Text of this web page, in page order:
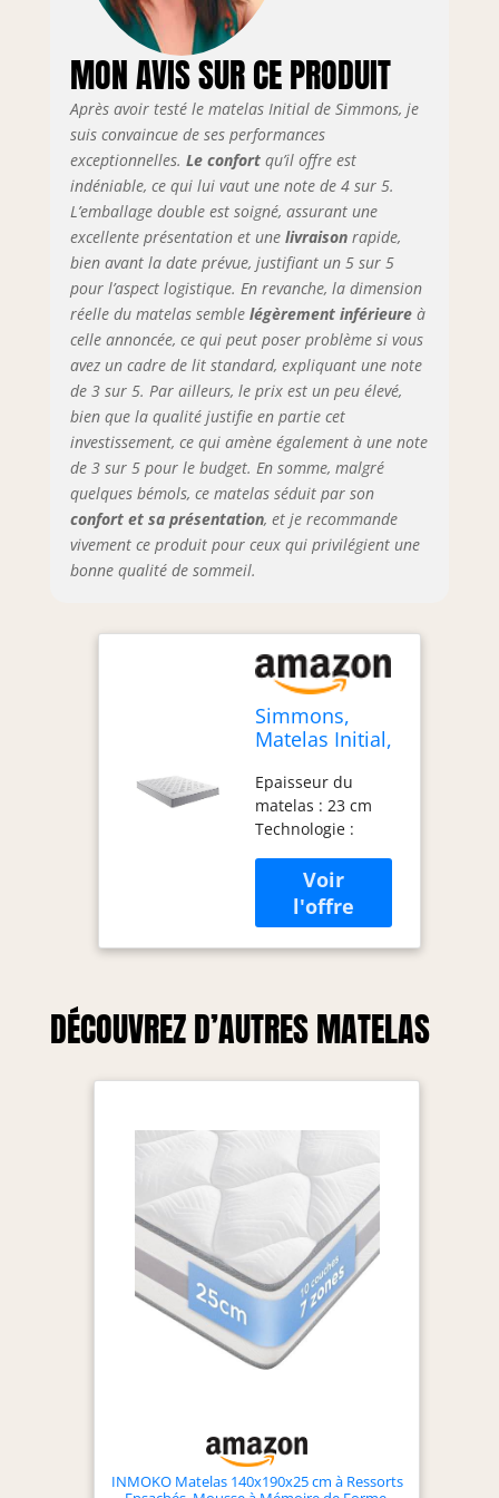
MON AVIS SUR CE PRODUIT
Après avoir testé le matelas Initial de Simmons, je
suis convaincue de ses performances
exceptionnelles. Le confortqu’il offre est
indéniable, ce qui lui vaut une note de 4 sur 5.
L’emballage double est soigné, assurant une
excellente présentation et une livraisonrapide,
bien avant la date prévue, justifiant un 5 sur 5
pour l’aspect logistique. En revanche, la dimension
réelle du matelas semble légèrement inférieureà
celle annoncée, ce qui peut poser problème si vous
avez un cadre de lit standard, expliquant une note
de 3 sur 5. Par ailleurs, le prix est un peu élevé,
bien que la qualité justifie en partie cet
investissement, ce qui amène également à une note
de 3 sur 5 pour le budget. En somme, malgré
quelques bémols, ce matelas séduit par son
confort et sa présentation, et je recommande
vivement ce produit pour ceux qui privilégient une
bonne qualité de sommeil.
Simmons,
Matelas Initial,
Ressorts
ensachés,
Blanc et Gris
Epaisseur du
matelas : 23 cm
Technologie :
Accueil : Equilibré /
Soutien : Ferme
Fabrication
française
DÉCOUVREZ D’AUTRES MATELAS
INMOKO Matelas 140x190x25 cm à Ressorts